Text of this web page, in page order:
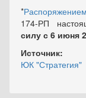
*Распоряжением
174-РП
силу с 6 июня
Источник:
ЮК "Стратегия"